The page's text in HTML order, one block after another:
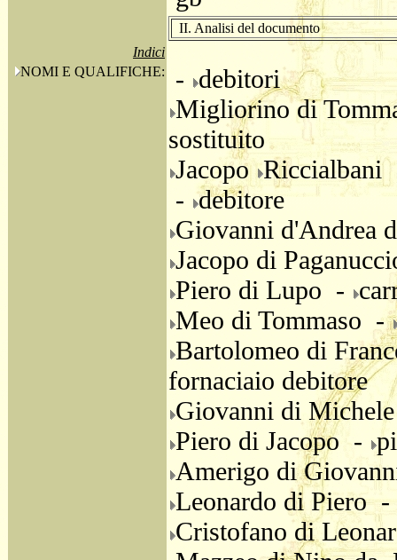
II. Analisi del documento
Indici
NOMI E QUALIFICHE:
- debitori
Migliorino di
sostituito
Jacopo
- debitore
Giovanni d'Andrea
Jacopo di
Piero di Lupo -
Meo di Tommaso -
Bartolomeo di
fornaciaio debitore
Giovanni di
Piero di Jacopo -
Amerigo di
Leonardo di Piero -
Cristofano di